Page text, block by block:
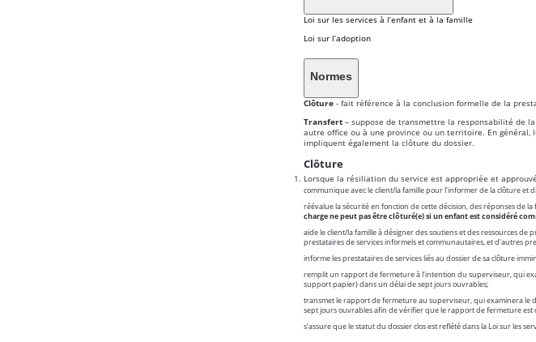
Loi sur les services à l’enfant et à la famille
Loi sur l’adoption
Normes
Clôture- fait référence à la conclusion formelle de la
Transfert– suppose de transmettre la responsabilité de
autre office ou à une province ou un territoire. En
impliquent également la clôture du dossier.
Clôture
Lorsque la résiliation du service est appropriée et
communique avec le client/la famille pour l’informer de la clôture et
réévalue la sécurité en fonction de cette décision, des réponses de
charge ne peut pas être clôturé(e) si un enfant est considéré
aide le client/la famille à désigner des soutiens et des ressources
prestataires de services informels et communautaires, et d’autres
informe les prestataires de services liés au dossier de sa clôture
remplit un rapport de fermeture à l’intention du superviseur, qui
support papier) dans un délai de sept jours ouvrables;
transmet le rapport de fermeture au superviseur, qui examinera
sept jours ouvrables afin de vérifier que le rapport de fermeture est
s’assure que le statut du dossier clos est reflété dans la Loi sur les